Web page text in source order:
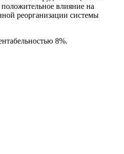
влияние на
реорганизации системы
8%.